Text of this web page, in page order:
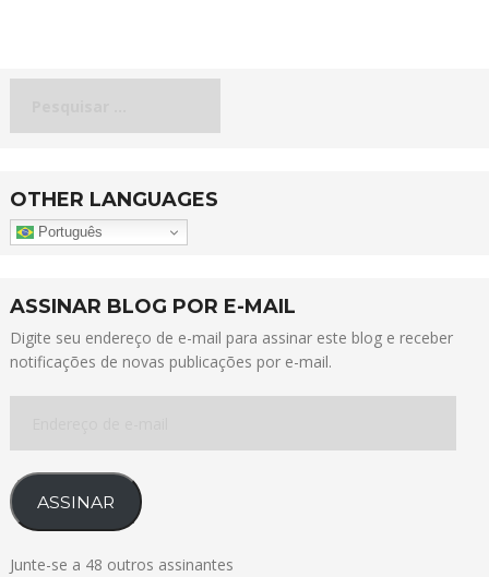
OTHER LANGUAGES
Português
ASSINAR BLOG POR E-MAIL
Digite seu endereço de e-mail para assinar este blog e receber
notificações de novas publicações por e-mail.
e-
mail
ASSINAR
Junte-se a 48 outros assinantes